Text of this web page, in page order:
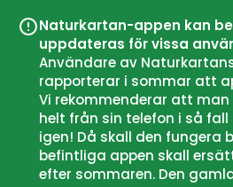
Naturkartan-appen kan
uppdateras för vissa
Användare av
rapporterar i sommar att
Vi rekommenderar att
helt från sin telefon i så
igen! Då skall den fungera
befintliga appen skall
efter sommaren. Den